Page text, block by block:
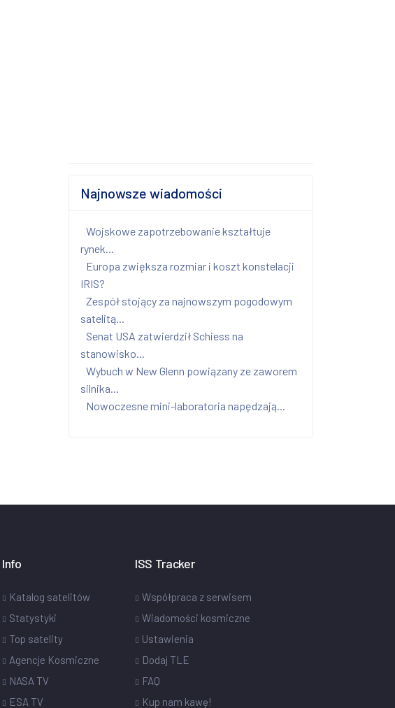
Najnowsze wiadomości
Wojskowe zapotrzebowanie kształtuje
rynek...
Europa zwiększa rozmiar i koszt konstelacji
IRIS?
Zespół stojący za najnowszym pogodowym
satelitą...
Senat USA zatwierdził Schiess na
stanowisko...
Wybuch w New Glenn powiązany ze zaworem
silnika...
Nowoczesne mini-laboratoria napędzają...
Info
Katalog satelitów
Statystyki
Top satelity
Agencje Kosmiczne
NASA TV
ESA TV
ISS Tracker
Współpraca z serwisem
Wiadomości kosmiczne
Ustawienia
Dodaj TLE
FAQ
Kup nam kawę!